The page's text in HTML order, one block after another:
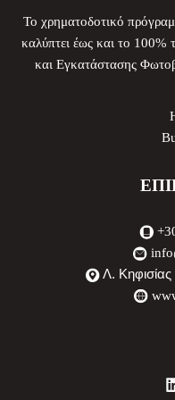
To χρηματοδοτικό
καλύπτει έως και το
και Εγκατάστασης
Λ.